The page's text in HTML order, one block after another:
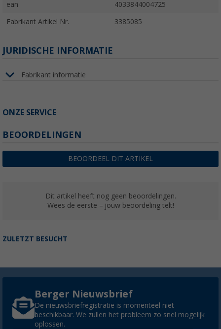
ean 4033844004725
Fabrikant Artikel Nr. 3385085
JURIDISCHE INFORMATIE
Fabrikant informatie
ONZE SERVICE
BEOORDELINGEN
BEOORDEEL DIT ARTIKEL
Dit artikel heeft nog geen beoordelingen.
Wees de eerste – jouw beoordeling telt!
ZULETZT BESUCHT
Berger Nieuwsbrief
De nieuwsbriefregistratie is momenteel niet
beschikbaar. We zullen het probleem zo snel mogelijk
oplossen.